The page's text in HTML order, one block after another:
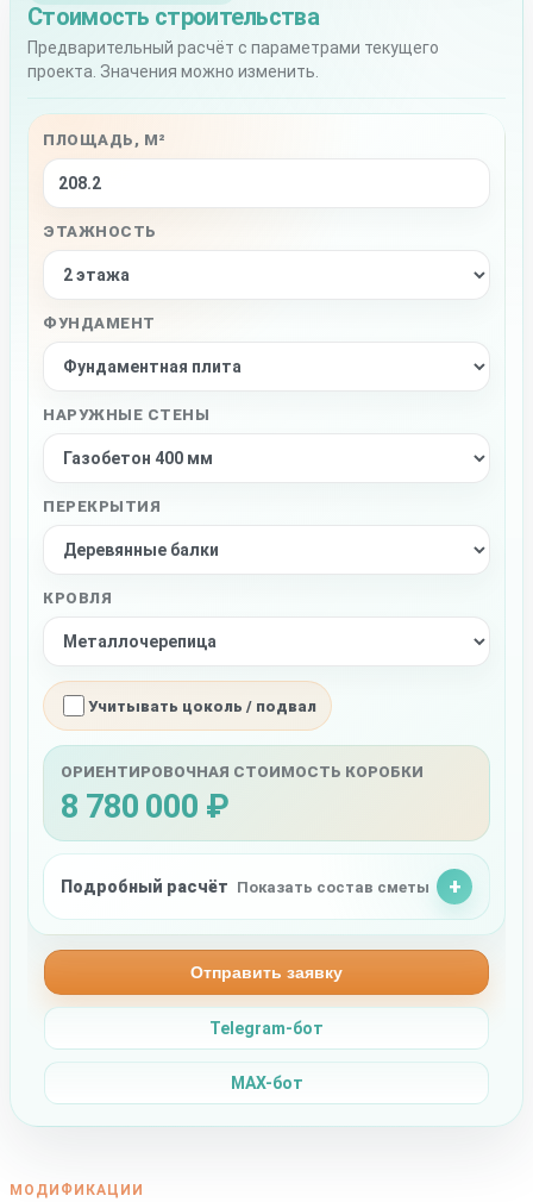
Стоимость строительства
Предварительный расчёт с параметрами текущего
проекта. Значения можно изменить.
ПЛОЩАДЬ, М²
ЭТАЖНОСТЬ
ФУНДАМЕНТ
НАРУЖНЫЕ СТЕНЫ
ПЕРЕКРЫТИЯ
КРОВЛЯ
Учитывать цоколь / подвал
ОРИЕНТИРОВОЧНАЯ СТОИМОСТЬ КОРОБКИ
8 780 000 ₽
Подробный расчёт Показать состав сметы
Отправить заявку
Telegram-бот
MAX-бот
МОДИФИКАЦИИ